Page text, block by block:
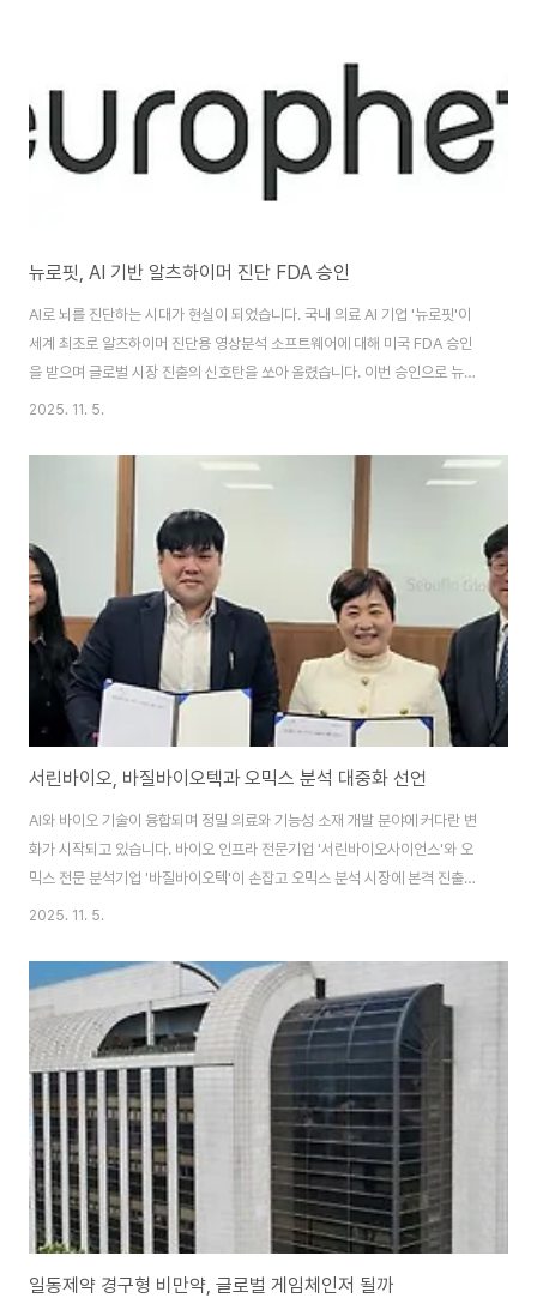
뉴로핏, AI 기반 알츠하이머 진단 FDA 승인
AI로 뇌를 진단하는 시대가 현실이 되었습니다. 국내 의료 AI 기업 '뉴로핏'이
세계 최초로 알츠하이머 진단용 영상분석 소프트웨어에 대해 미국 FDA 승인
을 받으며 글로벌 시장 진출의 신호탄을 쏘아 올렸습니다. 이번 승인으로 뉴로
핏은 알츠하이머, 파킨슨병, 치매 등 다양한 뇌질환 조기진단 플랫폼으로서 기
뇌질환 진단 기술, 그 핵심은 무엇이며 왜 전 세계가 뉴로핏에 주목하는 걸까
요? 놓치면 안 될 최신 의료 기술 트렌드, 지금 확인해보세요. 기사 원문 보러가
기 👆 뉴로핏, AI로 알츠하이머 진단 시장 개척 뉴로핏은 AI 기반 뇌 영상분석
전문 기업으로, 이번에 FDA 승인을 받은 제품은 MRI와 PET 데이터를 자동으
로 분석해..
2025. 11. 5.
서린바이오, 바질바이오텍과 오믹스 분석 대중화 선언
AI와 바이오 기술이 융합되며 정밀 의료와 기능성 소재 개발 분야에 커다란 변
화가 시작되고 있습니다. 바이오 인프라 전문기업 '서린바이오사이언스'와 오
믹스 전문 분석기업 '바질바이오텍'이 손잡고 오믹스 분석 시장에 본격 진출합
니다. 이제는 고비용, 고전문성 영역이던 멀티오믹스 분석도 더 많은 연구자와
까지, 정밀 분석의 대중화를 선언한 이번 협약의 핵심 내용을 지금 바로 확인해
보세요. 기사 원문 보러가기 👆 정밀 분석의 대중화 선언 서린바이오와 바질바
이오텍은 2025년 기준 전 세계 바이오마커·정밀의료 시장의 핵심 기술로 평
가받는 오믹스 분석 서비스 분야에 공동 진출합니다. 이번 계약은
'POCUS(Precision Omic..
2025. 11. 5.
일동제약 경구형 비만약, 글로벌 게임체인저 될까